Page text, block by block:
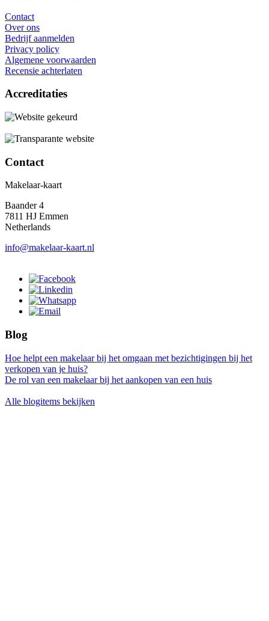
Contact
Over ons
Bedrijf aanmelden
Privacy policy
Algemene voorwaarden
Recensie achterlaten
Accreditaties
Contact
Makelaar-kaart
Baander 4
7811 HJ Emmen
Netherlands
info@makelaar-kaart.nl
Blog
Hoe helpt een makelaar bij het omgaan met bezichtigingen bij het
verkopen van je huis?
De rol van een makelaar bij het aankopen van een huis
Alle blogitems bekijken